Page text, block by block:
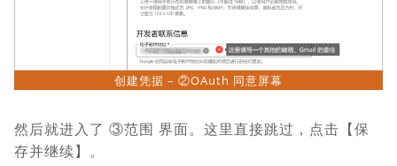
创建凭据 – ②OAuth 同意屏幕
然后就进入了 ③范围 界面。这里直接跳过，点击【保
存并继续】。